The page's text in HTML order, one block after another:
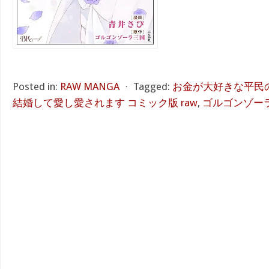
Posted in: RAW MANGA ⋅ Tagged: お金が大好きな平民
結婚して愛し愛されます コミック版 raw, ゴルゴンゾー